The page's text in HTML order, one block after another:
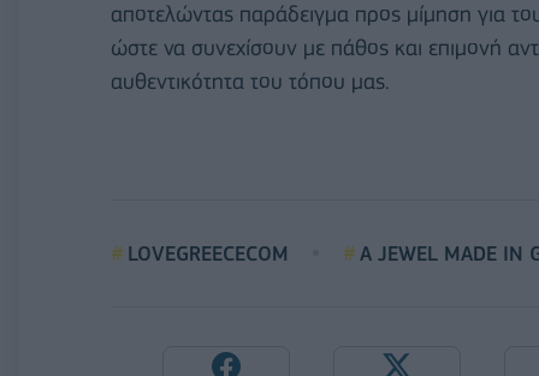
αποτελώντας παράδειγμα προς μίμηση για
ώστε να συνεχίσουν με πάθος και επιμονή
αυθεντικότητα του τόπου μας.
LOVEGREECECOM Α JEWEL MADE IN